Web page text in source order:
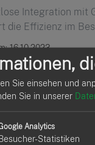
Integration mit
die Effizienz im
16.10.2023
20.08.2023
Sie einsehen und
Sie in unserer
Analytics
Statistiken